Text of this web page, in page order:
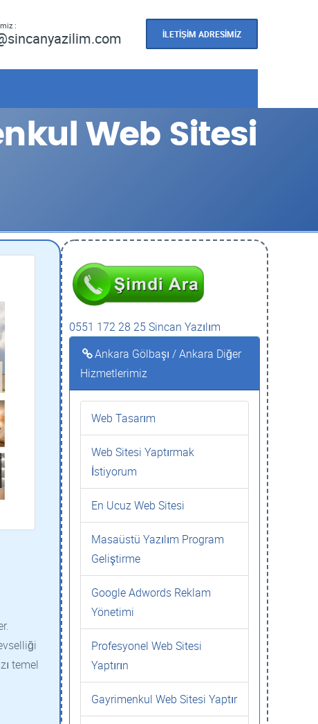
:
İLETİŞİM ADRESİMİZ
Web Sitesi
temel
0551 172 28 25 Sincan Yazılım
Ankara Gölbaşı / Ankara Diğer
Hizmetlerimiz
Web Tasarım
Web Sitesi Yaptırmak
İstiyorum
En Ucuz Web Sitesi
Masaüstü Yazılım Program
Geliştirme
Google Adwords Reklam
Yönetimi
Profesyonel Web Sitesi
Yaptırın
Gayrimenkul Web Sitesi Yaptır